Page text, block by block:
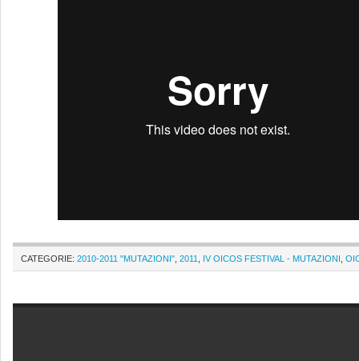
CATEGORIE: 2010-2011 "MUTAZIONI" 2011 IV OICOS FESTIVAL - MUTAZIONI